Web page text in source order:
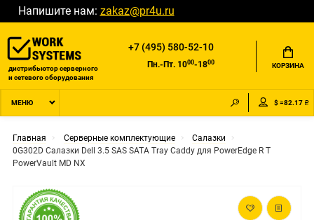
Напишите нам: zakaz@pr4u.ru
дистрибьютор серверного
и сетевого оборудования
+7 (495) 580-52-10
Пн.-Пт. 1000-1800 КОРЗИНА
МЕНЮ $ =82.17 ₽
Главная Серверные комплектующие
Салазки
0G302D Салазки Dell 3.5 SAS SATA Tray Caddy для PowerEdge R T
PowerVault MD NX